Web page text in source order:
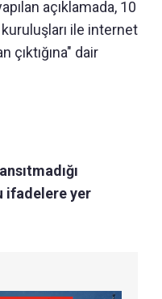
açıklamada, 10
ile internet
dair
ifadelere yer